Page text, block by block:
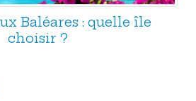
Baléares : quelle île
choisir ?